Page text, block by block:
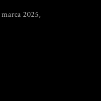
2025,